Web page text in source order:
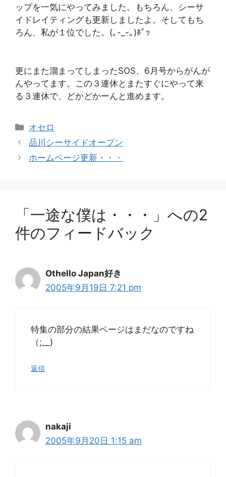
ップを一気にやってみました。もちろん、シーサ
イドレイティングも更新しましたよ。そしてもち
ろん、私が１位でした。(｡-_-｡)ﾎﾟｯ
更にまた溜まってしまったSOS、6月号からがんが
んやってます。この３連休とまたすぐにやって来
る３連休で、どかどかーんと進めます。
カ
テ
リ
オセロ
品川シーサイドオープン
ホームページ更新・・・
「一途な僕は・・・」への2
件のフィードバック
Othello Japan好き
2005年9月19日 7:21 pm
特集の部分の結果ページはまだなのですね
（;__)
返信
nakaji
2005年9月20日 1:15 am